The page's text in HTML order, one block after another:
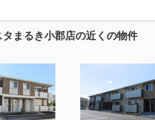
タまるき小郡店の近くの物件